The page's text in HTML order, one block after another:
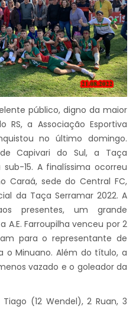
público, digno da maior
a Associação Esportiva
no último domingo.
Capivari do Sul, a Taça
15. A finalíssima ocorreu
Caraá, sede do Central FC,
da Taça Serramar 2022. A
presentes, um grande
Farroupilha venceu por 2
para o representante de
o Minuano. Além do título, a
vazado e o goleador da
(12 Wendel), 2 Ruan, 3